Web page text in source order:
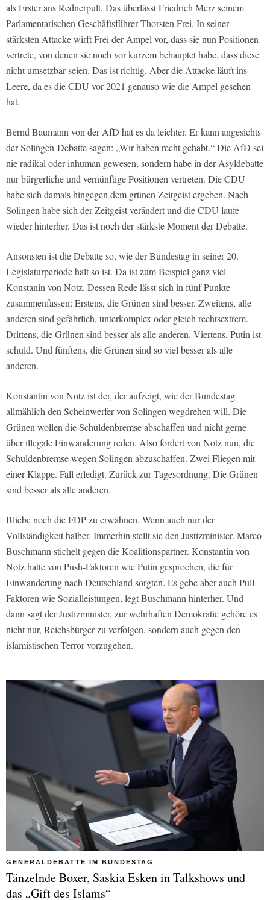
als Erster ans Rednerpult. Das überlässt Friedrich Merz seinem
Parlamentarischen Geschäftsführer Thorsten Frei. In seiner
stärksten Attacke wirft Frei der Ampel vor, dass sie nun Positionen
vertrete, von denen sie noch vor kurzem behauptet habe, dass diese
nicht umsetzbar seien. Das ist richtig. Aber die Attacke läuft ins
Leere, da es die CDU vor 2021 genauso wie die Ampel gesehen
hat.
Bernd Baumann von der AfD hat es da leichter. Er kann angesichts
der Solingen-Debatte sagen: „Wir haben recht gehabt.“ Die AfD sei
nie radikal oder inhuman gewesen, sondern habe in der Asyldebatte
nur bürgerliche und vernünftige Positionen vertreten. Die CDU
habe sich damals hingegen dem grünen Zeitgeist ergeben. Nach
Solingen habe sich der Zeitgeist verändert und die CDU laufe
wieder hinterher. Das ist noch der stärkste Moment der Debatte.
Ansonsten ist die Debatte so, wie der Bundestag in seiner 20.
Legislaturperiode halt so ist. Da ist zum Beispiel ganz viel
Konstanin von Notz. Dessen Rede lässt sich in fünf Punkte
zusammenfassen: Erstens, die Grünen sind besser. Zweitens, alle
anderen sind gefährlich, unterkomplex oder gleich rechtsextrem.
Drittens, die Grünen sind besser als alle anderen. Viertens, Putin ist
schuld. Und fünftens, die Grünen sind so viel besser als alle
anderen.
Konstantin von Notz ist der, der aufzeigt, wie der Bundestag
allmählich den Scheinwerfer von Solingen wegdrehen will. Die
Grünen wollen die Schuldenbremse abschaffen und nicht gerne
über illegale Einwanderung reden. Also fordert von Notz nun, die
Schuldenbremse wegen Solingen abzuschaffen. Zwei Fliegen mit
einer Klappe. Fall erledigt. Zurück zur Tagesordnung. Die Grünen
sind besser als alle anderen.
Bliebe noch die FDP zu erwähnen. Wenn auch nur der
Vollständigkeit halber. Immerhin stellt sie den Justizminister. Marco
Buschmann stichelt gegen die Koalitionspartner. Konstantin von
Notz hatte von Push-Faktoren wie Putin gesprochen, die für
Einwanderung nach Deutschland sorgten. Es gebe aber auch Pull-
Faktoren wie Sozialleistungen, legt Buschmann hinterher. Und
dann sagt der Justizminister, zur wehrhaften Demokratie gehöre es
nicht nur, Reichsbürger zu verfolgen, sondern auch gegen den
islamistischen Terror vorzugehen.
GENERALDEBATTE IM BUNDESTAG
Tänzelnde Boxer, Saskia Esken in Talkshows und
das „Gift des Islams“